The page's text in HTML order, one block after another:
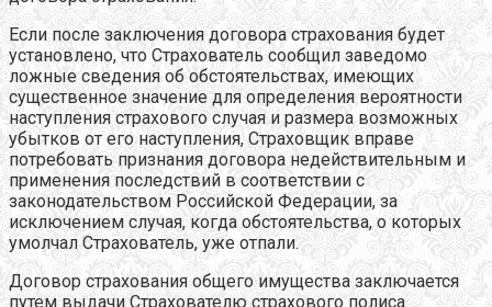
Если после заключения договора страхования будет
установлено, что Страхователь сообщил заведомо
ложные сведения об обстоятельствах, имеющих
существенное значение для определения вероятности
наступления страхового случая и размера возможных
убытков от его наступления, Страховщик вправе
потребовать признания договора недействительным и
применения последствий в соответствии с
законодательством Российской Федерации, за
исключением случая, когда обстоятельства, о которых
умолчал Страхователь, уже отпали.
Договор страхования общего имущества заключается
путем выдачи Страхователю страхового полиса